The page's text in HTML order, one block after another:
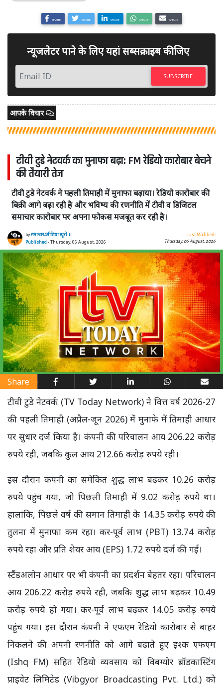
SHARE SHARE SHARE SHARE SHARE
न्यूजलेटर पाने के लिए यहां सब्सक्राइब कीजिए
SUBSCRIBE
आपके विचार
टीवी टुडे नेटवर्क का मुनाफा बढ़ा: FM रेडियो कारोबार बेचने
की तैयारी तेज
टीवी टुडे नेटवर्क ने पहली तिमाही में मुनाफा बढ़ाया। रेडियो कारोबार की
बिक्री आगे बढ़ा रही है और भविष्य की रणनीति में टीवी व डिजिटल
समाचार कारोबार पर अपना फोकस मजबूत कर रही है।
byसमाचार4मीडिया ब्यूरो ।।
Published- Thursday, 06 August, 2026
Last Modified:
Thursday, 06 August, 2026
Share
टीवी टुडे नेटवर्क (TV Today Network) ने वित्त वर्ष 2026-27
की पहली तिमाही (अप्रैल-जून 2026) में मुनाफे में तिमाही आधार
पर सुधार दर्ज किया है। कंपनी की परिचालन आय 206.22 करोड़
रुपये रही, जबकि कुल आय 212.66 करोड़ रुपये रही।
इस दौरान कंपनी का समेकित शुद्ध लाभ बढ़कर 10.26 करोड़
रुपये पहुंच गया, जो पिछली तिमाही में 9.02 करोड़ रुपये था।
हालांकि, पिछले वर्ष की समान तिमाही के 14.35 करोड़ रुपये की
तुलना में मुनाफा कम रहा। कर-पूर्व लाभ (PBT) 13.74 करोड़
रुपये रहा और प्रति शेयर आय (EPS) 1.72 रुपये दर्ज की गई।
स्टैंडअलोन आधार पर भी कंपनी का प्रदर्शन बेहतर रहा। परिचालन
आय 206.22 करोड़ रुपये रही, जबकि शुद्ध लाभ बढ़कर 10.49
करोड़ रुपये हो गया। कर-पूर्व लाभ बढ़कर 14.05 करोड़ रुपये
पहुंच गया। इस दौरान कंपनी ने एफएम रेडियो कारोबार से बाहर
निकलने की अपनी रणनीति को आगे बढ़ाते हुए इश्क एफएम
(Ishq FM) सहित रेडियो व्यवसाय को विबग्योर ब्रॉडकास्टिंग
प्राइवेट लिमिटेड (Vibgyor Broadcasting Pvt. Ltd.) को